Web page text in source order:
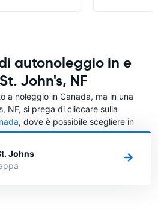
autonoleggio in e
John's, NF
a noleggio in Canada, ma in una
NF, si prega di cliccare sulla
, dove è possibile scegliere in
noleggiare l'auto.
Johns